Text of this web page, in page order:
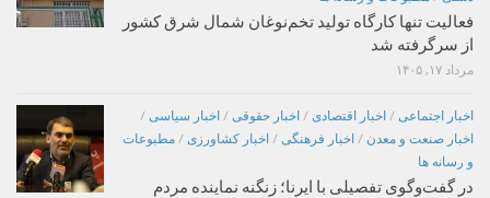
فعالیت تنها کارگاه تولید تخم‌نوغان شمال شرق کشور
از سرگرفته شد
مرداد ۱۷, ۱۴۰۵
اخبار اجتماعی / اخبار اقتصادی / اخبار حقوقی / اخبار سیاسی /
اخبار صنعت و معدن / اخبار فرهنگی / اخبار کشاورزی / مطبوعات
و رسانه ها
در گفت‌وگوی تفصیلی با ایرنا؛ زنگنه نماینده مردم